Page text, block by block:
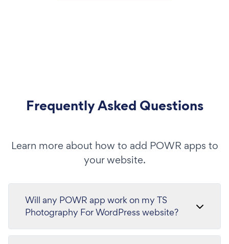
Frequently Asked Questions
Learn more about how to add POWR apps to
your website.
Will any POWR app work on my TS
Photography For WordPress website?